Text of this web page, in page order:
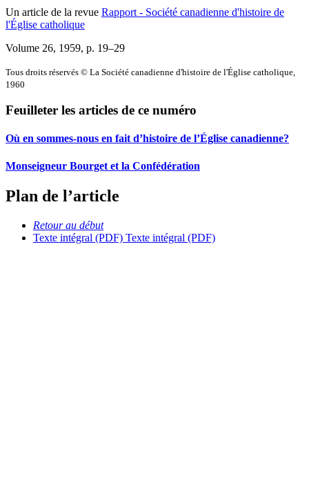
Un article de la revue Rapport - Société canadienne d'histoire de
l'Église catholique
Volume 26, 1959, p. 19–29
Tous droits réservés © La Société canadienne d'histoire de l'Église catholique,
1960
Feuilleter les articles de ce numéro
Où en sommes-nous en fait d’histoire de l’Église canadienne?
Monseigneur Bourget et la Confédération
Plan de l’article
Retour au début
Texte intégral (PDF) Texte intégral (PDF)